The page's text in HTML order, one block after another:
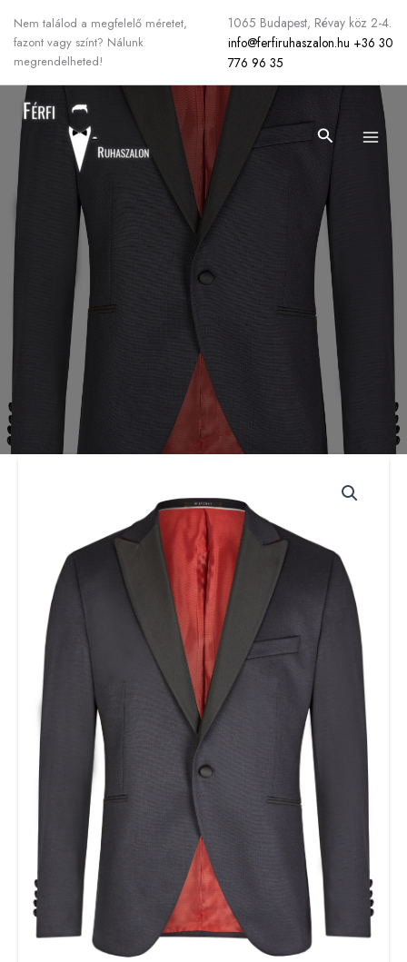
Nem találod a megfelelő méretet,
fazont vagy színt? Nálunk
megrendelheted!
1065 Budapest, Révay köz 2-4.
info@ferfiruhaszalon.hu +36 30
776 96 35
Search